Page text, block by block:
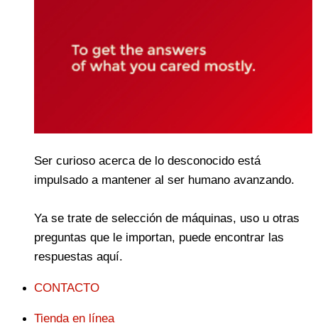
Ser curioso acerca de lo desconocido está
impulsado a mantener al ser humano avanzando.
Ya se trate de selección de máquinas, uso u otras
preguntas que le importan, puede encontrar las
respuestas aquí.
CONTACTO
Tienda en línea